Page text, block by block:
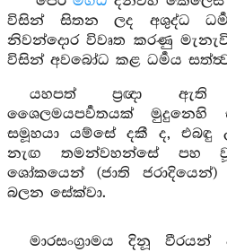
විසින් සිතන ලද අශුද්ධ
නිවන්දොර විවෘත කරණු
විසින් අවබෝධ කළ ධර්‍මය
යහපත් ප්‍රඥා ඇති
ශෛලමයපර්‍වතයක් මුදුනෙහි
සමූහයා යම්සේ දකී ද, එබඳු
නැඟ තමන්වහන්සේ
ශෝකයෙන් (ජාති
බලන සේක්වා.
මාරසංග්‍රාමය දිනූ වීරයන්